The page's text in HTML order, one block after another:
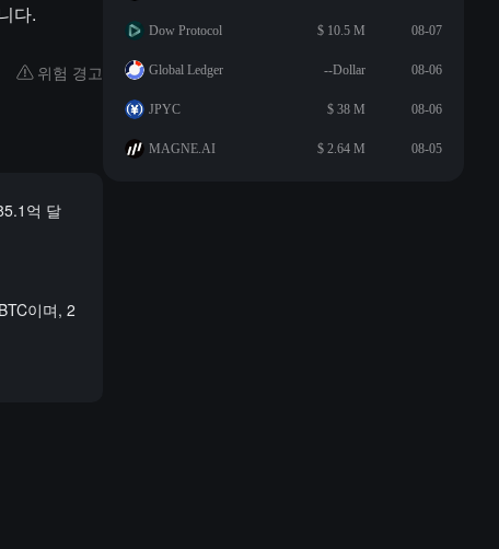
다.
위험 경고
억 달
이며, 2
Dow Protocol $ 10.5 M 08-07
Global Ledger --Dollar 08-06
JPYC $ 38 M 08-06
MAGNE.AI $ 2.64 M 08-05